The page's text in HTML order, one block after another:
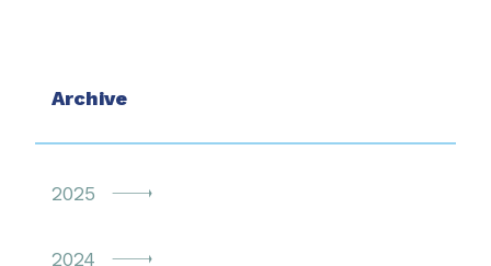
Archive
2025
2024